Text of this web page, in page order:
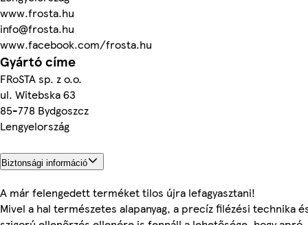
www.frosta.hu
info@frosta.hu
www.facebook.com/frosta.hu
Gyártó címe
FRoSTA sp. z o.o.
ul. Witebska 63
85-778 Bydgoszcz
Lengyelország
Biztonsági információ
A már felengedett terméket tilos újra lefagyasztani!
Mivel a hal természetes alapanyag, a precíz filézési technika